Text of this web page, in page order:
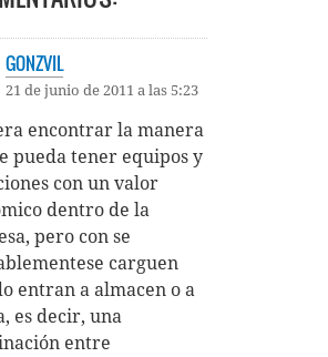
GONZVIL
21 de junio de 2011 a las 5:23
encontrar la manera
pueda tener equipos y
con un valor
dentro de la
pero con se
carguen
entran a almacen o a
es decir, una
entre